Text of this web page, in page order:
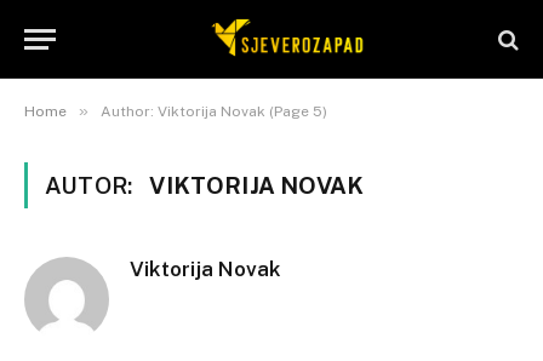
Home » Author: Viktorija Novak (Page 5)
AUTOR: VIKTORIJA NOVAK
Viktorija Novak